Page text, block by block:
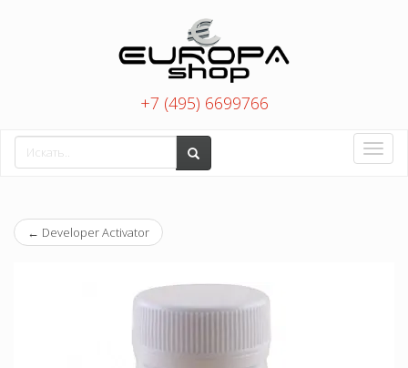
+7 (495) 6699766
Toggle
← Developer Activator